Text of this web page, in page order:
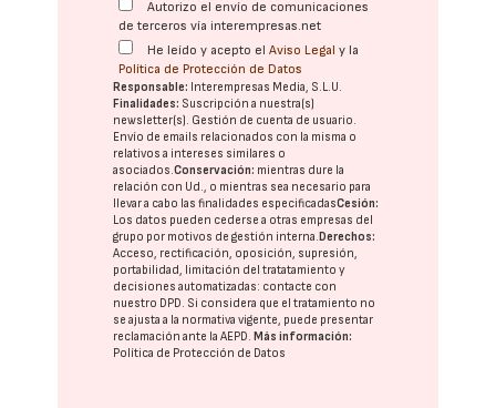
Autorizo el envío de comunicaciones
de terceros vía interempresas.net
He leído y acepto elAviso Legal y la
Política de Protección de Datos
Responsable: Interempresas Media, S.L.U.
Finalidades: Suscripción a nuestra(s)
newsletter(s). Gestión de cuenta de usuario.
Envío de emails relacionados con la misma o
relativos a intereses similares o
asociados.Conservación: mientras dure la
relación con Ud., o mientras sea necesario para
llevar a cabo las finalidades especificadasCesión:
Los datos pueden cederse a otras empresas del
grupo por motivos de gestión interna. Derechos:
Acceso, rectificación, oposición, supresión,
portabilidad, limitación del tratatamiento y
decisiones automatizadas: contacte con
nuestro DPD. Si considera que el tratamiento no
se ajusta a la normativa vigente, puede presentar
reclamación ante laAEPD. Más información:
Política de Protección de Datos